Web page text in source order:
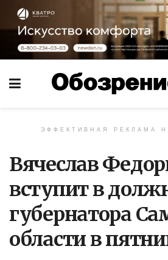
ЭФФЕКТИВНАЯ РЕКЛАМА
Вячеслав
вступит в
губернатора
области в